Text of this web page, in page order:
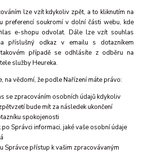
lze vzít kdykoliv zpět, a to kliknutím na
preferencí soukromí v dolní části webu, kde
e-shopu odvolat. Dále lze vzít souhlas
příslušný odkaz v emailu s dotazníkem
případě se odhlásíte z odběru na
služby Heureka.
na vědomí, že podle Nařízení máte právo:
se zpracováním osobních údajů kdykoliv
bude mít za následek ukončení
spokojenosti
Správci informaci, jaké vaše osobní údaje
Správce přístup k vašim zpracovávaným